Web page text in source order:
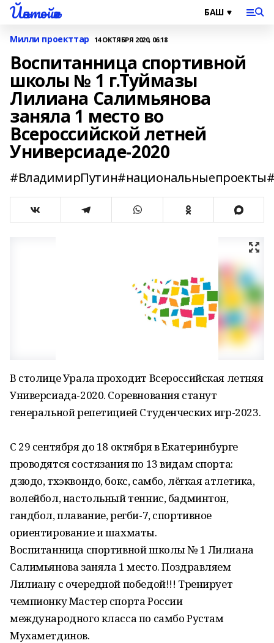
Йәнтөйәк
Милли проекттар 14 ОКТЯБРЯ 2020, 06:18
Воспитанница спортивной
школы № 1 г.Туймазы
Лилиана Салимьянова
заняла 1 место во
Всероссийской летней
Универсиаде-2020
В столице Урала проходит Всероссийская летняя
Универсиада-2020. Соревнования станут
генеральной репетицией Студенческих игр-2023.
С 29 сентября до 18 октября в Екатеринбурге
проводятся состязания по 13 видам спорта:
дзюдо, тхэквондо, бокс, самбо, лёгкая атлетика,
волейбол, настольный теннис, бадминтон,
гандбол, плавание, регби-7, спортивное
ориентирование и шахматы.
Воспитанница спортивной школы № 1 Лилиана
Салимьянова заняла 1 место. Поздравляем
Лилиану с очередной победой!!! Тренирует
чемпионку Мастер спорта России
международного класса по самбо Рустам
Мухаметдинов.